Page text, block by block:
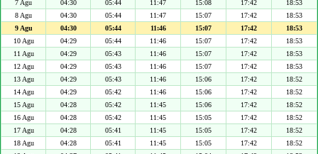
7 Agu
04:30 05:44 11:47 15:08 17:42
18:53
8 Agu
04:30 05:44 11:47 15:07 17:42
18:53
9 Agu
04:30 05:44 11:46 15:07 17:42
18:53
10 Agu
04:29 05:44 11:46 15:07 17:42
18:53
11 Agu
04:29 05:43 11:46 15:07 17:42
18:53
12 Agu
04:29 05:43 11:46 15:07 17:42
18:53
13 Agu
04:29 05:43 11:46 15:06 17:42
18:52
14 Agu
04:29 05:42 11:46 15:06 17:42
18:52
15 Agu
04:28 05:42 11:45 15:06 17:42
18:52
16 Agu
04:28 05:42 11:45 15:05 17:42
18:52
17 Agu
04:28 05:41 11:45 15:05 17:42
18:52
18 Agu
04:28 05:41 11:45 15:05 17:42
18:52